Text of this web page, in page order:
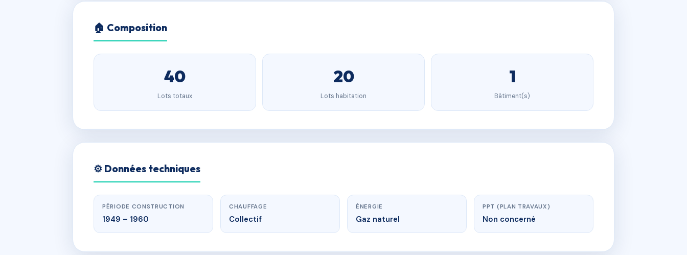
🏠 Composition
40
Lots totaux
20
Lots habitation
1
Bâtiment(s)
⚙️ Données techniques
PÉRIODE CONSTRUCTION
1949 – 1960
CHAUFFAGE
Collectif
ÉNERGIE
Gaz naturel
PPT (PLAN TRAVAUX)
Non concerné